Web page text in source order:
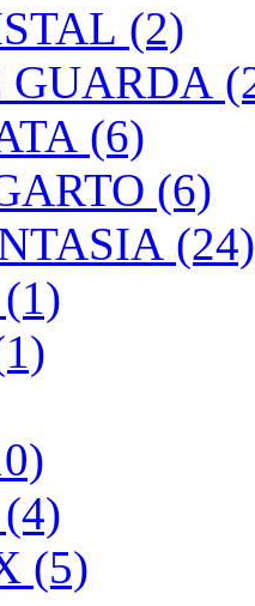
(2)
GUARDA
(6)
(6)
(24)
(5)